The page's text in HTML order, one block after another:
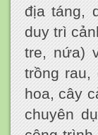
địa táng,
duy trì
tre, nứa)
trồng rau,
hoa, cây
chuyên